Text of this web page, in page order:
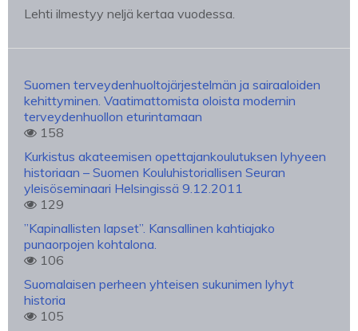
Lehti ilmestyy neljä kertaa vuodessa.
Suomen terveydenhuoltojärjestelmän ja sairaaloiden
kehittyminen. Vaatimattomista oloista modernin
terveydenhuollon eturintamaan
158
Kurkistus akateemisen opettajankoulutuksen lyhyeen
historiaan – Suomen Kouluhistoriallisen Seuran
yleisöseminaari Helsingissä 9.12.2011
129
”Kapinallisten lapset”. Kansallinen kahtiajako
punaorpojen kohtalona.
106
Suomalaisen perheen yhteisen sukunimen lyhyt
historia
105